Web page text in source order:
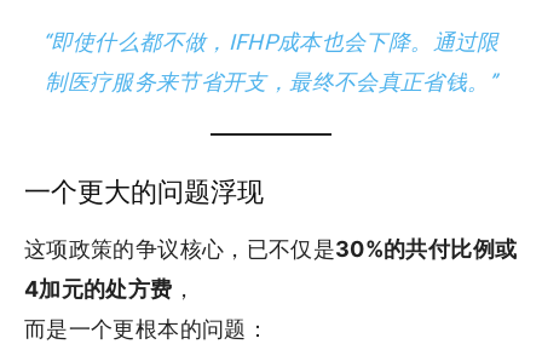
“即使什么都不做，IFHP成本也会下降。通过限
制医疗服务来节省开支，最终不会真正省钱。”
一个更大的问题浮现
这项政策的争议核心，已不仅是30%的共付比例或
4加元的处方费 ，
而是一个更根本的问题：